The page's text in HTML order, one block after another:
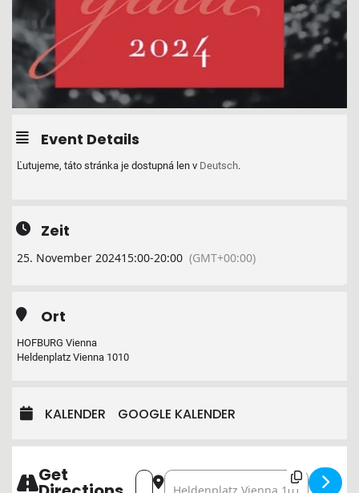
Event Details
Ľutujeme, táto stránka je dostupná len v Deutsch.
Zeit
25. November 202415:00-20:00 (GMT+00:00)
Ort
HOFBURG Vienna
Heldenplatz Vienna 1010
KALENDER GOOGLE KALENDER
Get Address - IPSMILLER auf der
Destination Address -